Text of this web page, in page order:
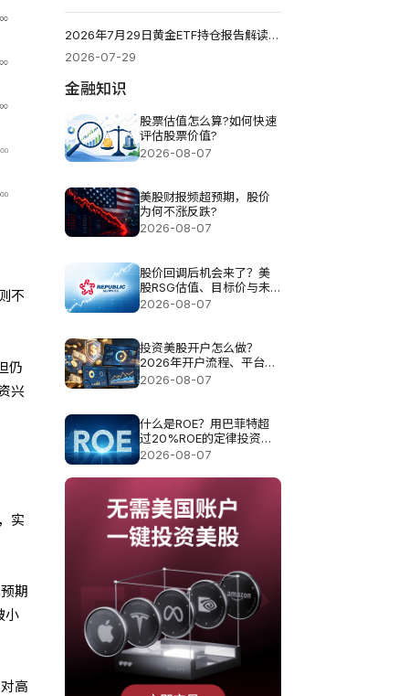
不
仍
兴
实
期
小
高
2026年7月29日黄金ETF持仓报告解读：较前一个交易日减少0.571吨
2026-07-29
金融知识
股票估值怎么算?如何快速
评估股票价值?
2026-08-07
美股财报频超预期，股价
为何不涨反跌?
2026-08-07
股价回调后机会来了？美
股RSG估值、目标价与未
来空间解析
2026-08-07
投资美股开户怎么做？
2026年开户流程、平台选
择与费用指南
2026-08-07
什么是ROE？用巴菲特超
过20%ROE的定律投资真
的可以？
2026-08-07